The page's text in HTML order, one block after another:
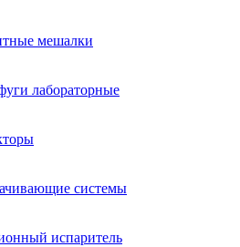
мешалки
лабораторные
системы
испаритель